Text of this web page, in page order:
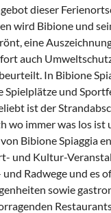
dieser
wird Bibione und
eine
auch
In Bibione
Spielplätze und
ist der
wo immer was los ist
Bibione Spiaggia
und Kultur-
und Radwege und es
sowie